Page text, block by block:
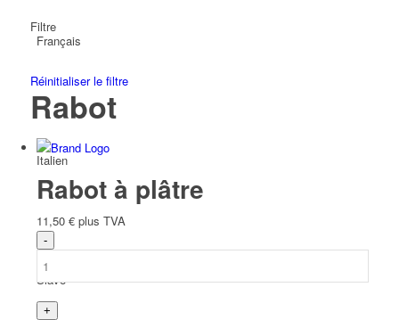
Français
Italien
Slave
Filtre
Réinitialiser le filtre
Rabot
Rabot à plâtre
11,50 € plus TVA